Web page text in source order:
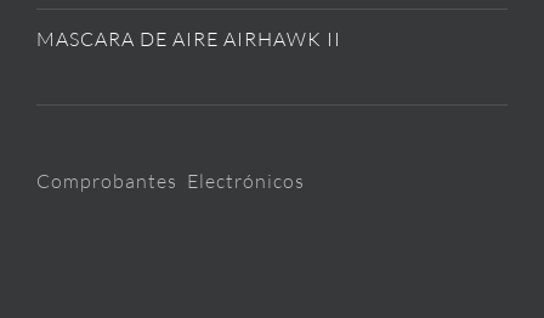
MASCARA DE AIRE AIRHAWK II
Comprobantes Electrónicos